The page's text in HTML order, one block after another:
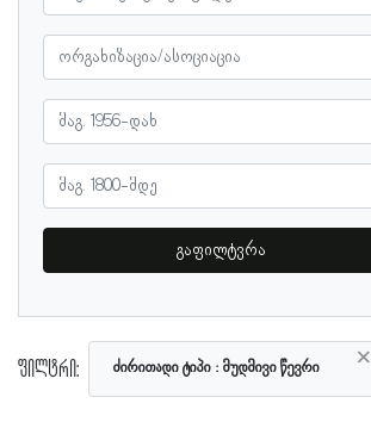
გაფილტვრა
ფილტრი: ×
ძირითადი ტიპი მუდმივი წევრი